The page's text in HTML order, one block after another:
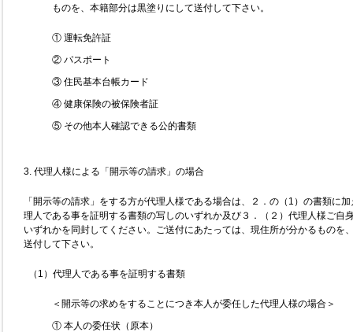
ものを、本籍部分は黒塗りにして送付して下さい。
① 運転免許証
② パスポート
③ 住民基本台帳カード
④ 健康保険の被保険者証
⑤ その他本人確認できる公的書類
3. 代理人様による「開示等の請求」の場合
「開示等の請求」をする方が代理人様である場合は、２．の（1）の書類に
理人である事を証明する書類の写しのいずれか及び３．（２）代理人様ご自
いずれかを同封してください。ご送付にあたっては、現住所が分かるものを
送付して下さい。
（1）代理人である事を証明する書類
＜開示等の求めをすることにつき本人が委任した代理人様の場合＞
① 本人の委任状（原本）